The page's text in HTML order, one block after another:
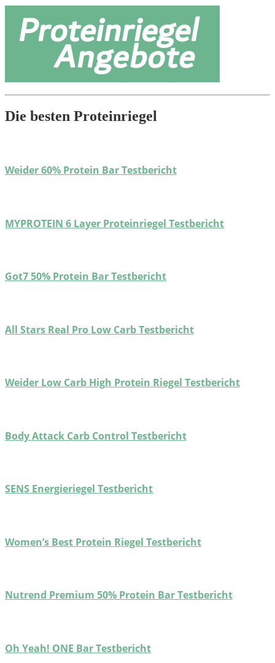
Die besten Proteinriegel
Weider 60% Protein Bar Testbericht
MYPROTEIN 6 Layer Proteinriegel Testbericht
Got7 50% Protein Bar Testbericht
All Stars Real Pro Low Carb Testbericht
Weider Low Carb High Protein Riegel Testbericht
Body Attack Carb Control Testbericht
SENS Energieriegel Testbericht
Women’s Best Protein Riegel Testbericht
Nutrend Premium 50% Protein Bar Testbericht
Oh Yeah! ONE Bar Testbericht